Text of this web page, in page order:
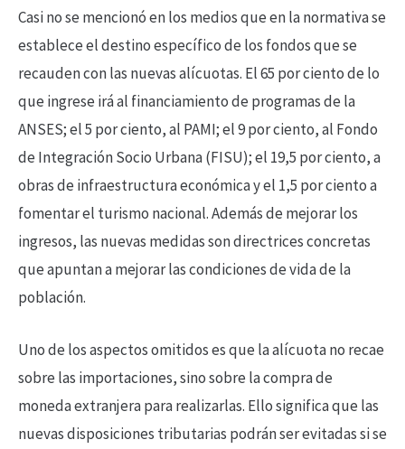
Casi no se mencionó en los medios que en la normativa se
establece el destino específico de los fondos que se
recauden con las nuevas alícuotas. El 65 por ciento de lo
que ingrese irá al financiamiento de programas de la
ANSES; el 5 por ciento, al PAMI; el 9 por ciento, al Fondo
de Integración Socio Urbana (FISU); el 19,5 por ciento, a
obras de infraestructura económica y el 1,5 por ciento a
fomentar el turismo nacional. Además de mejorar los
ingresos, las nuevas medidas son directrices concretas
que apuntan a mejorar las condiciones de vida de la
población.
Uno de los aspectos omitidos es que la alícuota no recae
sobre las importaciones, sino sobre la compra de
moneda extranjera para realizarlas. Ello significa que las
nuevas disposiciones tributarias podrán ser evitadas si se